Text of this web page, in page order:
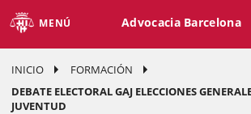
MENÚ Advocacia Barcelona
INICIO
FORMACIÓN
DEBATE ELECTORAL GAJ ELECCIONES
JUVENTUD